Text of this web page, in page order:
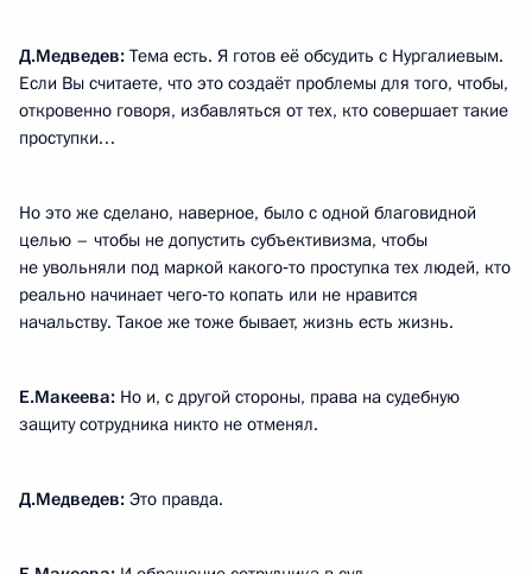
Д.Медведев: Тема есть. Я готов её обсудить с Нургалиевым.
Если Вы считаете, что это создаёт проблемы для того, чтобы,
откровенно говоря, избавляться от тех, кто совершает такие
проступки…
Но это же сделано, наверное, было с одной благовидной
целью – чтобы не допустить субъективизма, чтобы
не увольняли под маркой какого‑то проступка тех людей, кто
реально начинает чего‑то копать или не нравится
начальству. Такое же тоже бывает, жизнь есть жизнь.
Е.Макеева: Но и, с другой стороны, права на судебную
защиту сотрудника никто не отменял.
Д.Медведев: Это правда.